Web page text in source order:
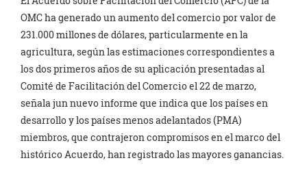
OMC ha generado un aumento del comercio por valor de
231.000 millones de dólares, particularmente en la
agricultura, según las estimaciones correspondientes a
los dos primeros años de su aplicación presentadas al
Comité de Facilitación del Comercio el 22 de marzo,
señala jun nuevo informe que indica que los países en
desarrollo y los países menos adelantados (PMA)
miembros, que contrajeron compromisos en el marco del
histórico Acuerdo, han registrado las mayores ganancias.